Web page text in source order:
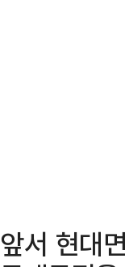
앞서 현대